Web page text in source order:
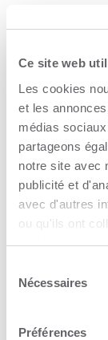
Ce site web
Les cookies
et les
médias
partageons
notre site avec
publicité et
avec d'autres
ou qu'ils ont
services.
Nécessaires
Préférences
Transition
IDÉ